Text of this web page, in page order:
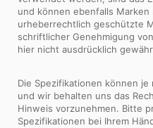
und können ebenfalls Marken
urheberrechtlich geschützte
schriftlicher Genehmigung
hier nicht ausdrücklich
Die Spezifikationen können
und wir behalten uns das
Hinweis vorzunehmen. Bitte
Spezifikationen bei Ihrem